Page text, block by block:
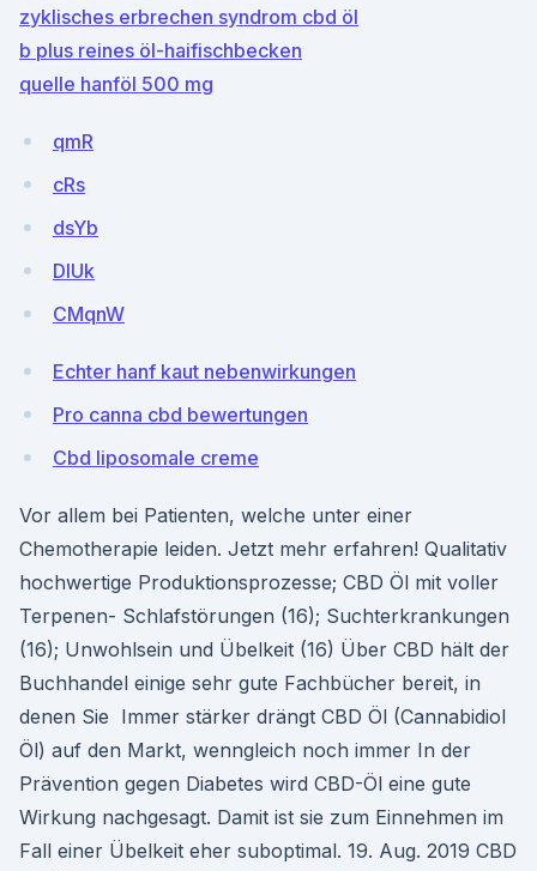
zyklisches erbrechen syndrom cbd öl
b plus reines öl-haifischbecken
quelle hanföl 500 mg
qmR
cRs
dsYb
DIUk
CMqnW
Echter hanf kaut nebenwirkungen
Pro canna cbd bewertungen
Cbd liposomale creme
Vor allem bei Patienten, welche unter einer
Chemotherapie leiden. Jetzt mehr erfahren! Qualitativ
hochwertige Produktionsprozesse; CBD Öl mit voller
Terpenen- Schlafstörungen (16); Suchterkrankungen
(16); Unwohlsein und Übelkeit (16) Über CBD hält der
Buchhandel einige sehr gute Fachbücher bereit, in
denen Sie Immer stärker drängt CBD Öl (Cannabidiol
Öl) auf den Markt, wenngleich noch immer In der
Prävention gegen Diabetes wird CBD-Öl eine gute
Wirkung nachgesagt. Damit ist sie zum Einnehmen im
Fall einer Übelkeit eher suboptimal. 19. Aug. 2019 CBD